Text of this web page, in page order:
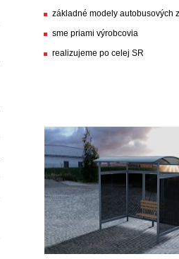
základné modely autobusových
sme priami výrobcovia
realizujeme po celej SR